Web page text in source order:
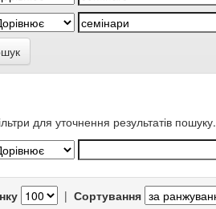
для уточнення результатів пошуку.
| Сортування